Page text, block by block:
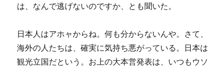
は、なんで逃げないのですか、とも聞いた。
日本人はアホャからね。何も分からないんや。さて、
海外の人たちは、確実に気持ち悪がっている。日本は
観光立国だという。お上の大本営発表は、いつもウソ